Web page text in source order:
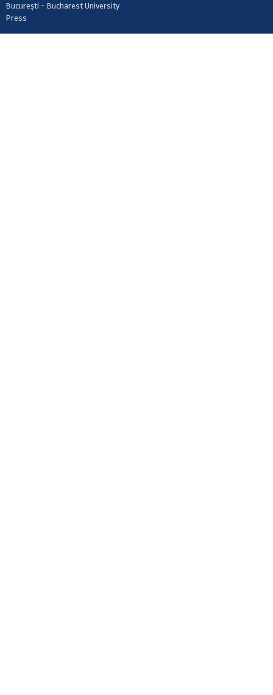
București - Bucharest University
Press